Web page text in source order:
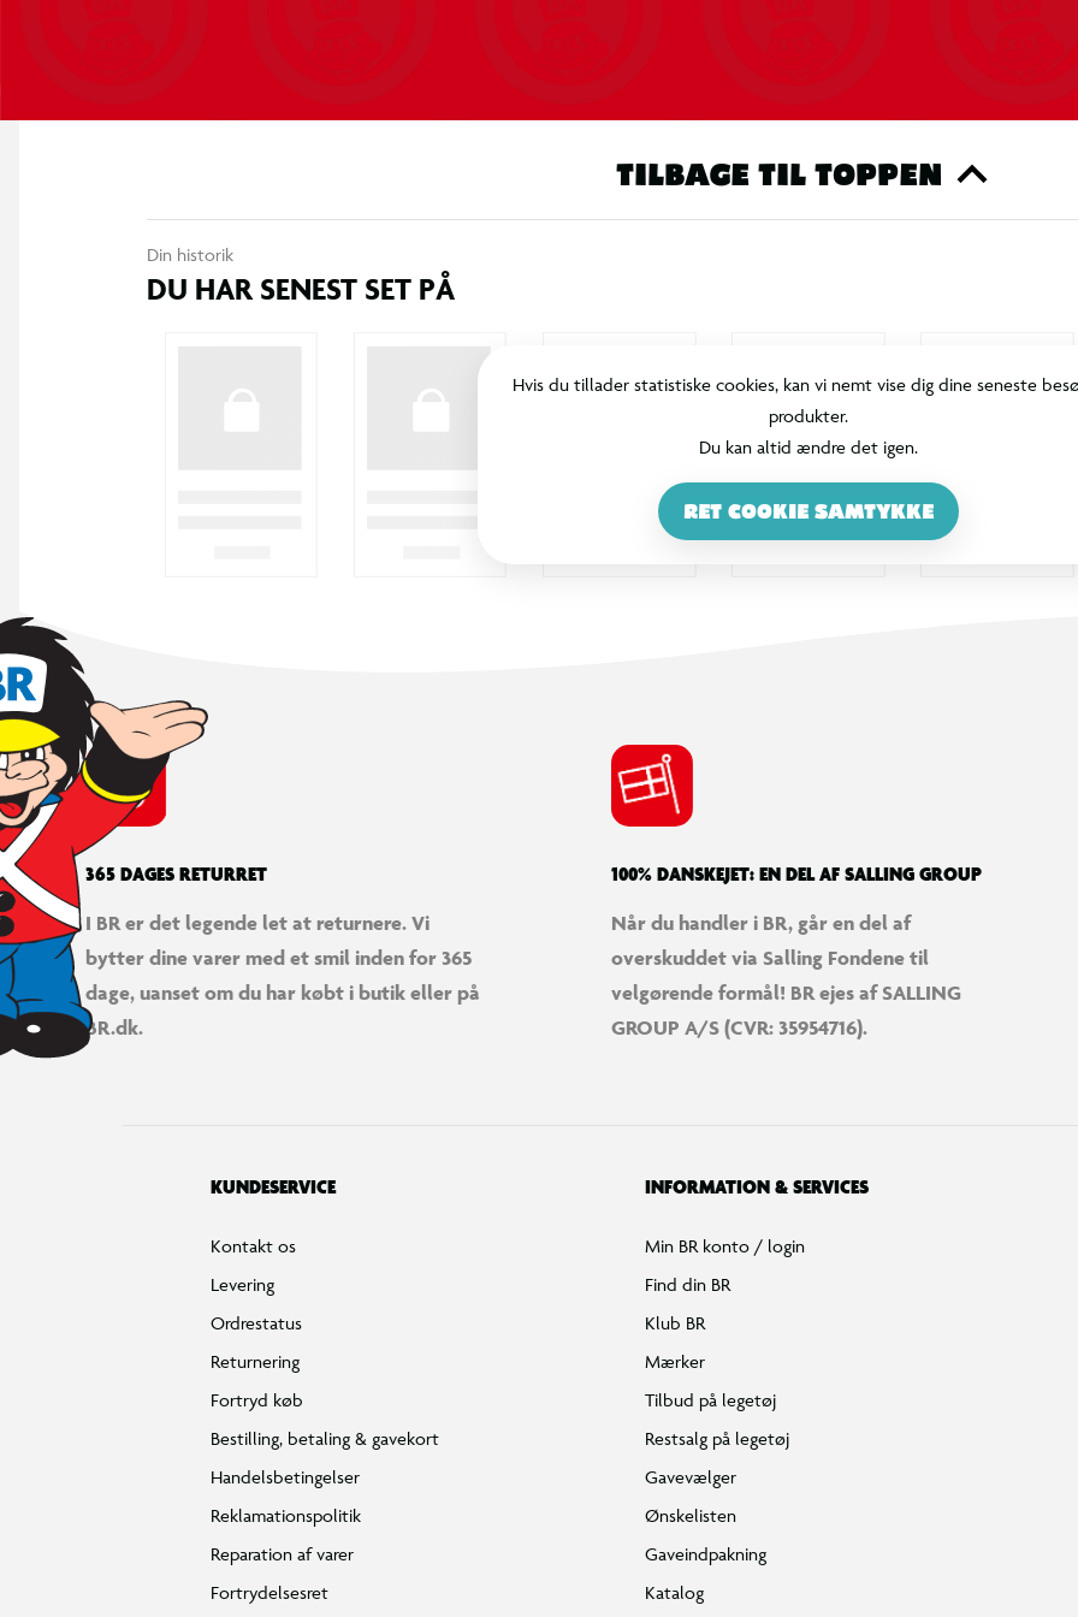
TILBAGE TIL TOPPEN
Din historik
DU HAR SENEST SET PÅ
Hvis du tillader statistiske cookies, kan vi nemt vise dig dine seneste
produkter.
Du kan altid ændre det igen.
RET COOKIE SAMTYKKE
365 DAGES RETURRET
I BR er det legende let at returnere. Vi
bytter dine varer med et smil inden for 365
dage, uanset om du har købt i butik eller på
BR.dk.
100% DANSKEJET: EN DEL AF SALLING GROUP
Når du handler i BR, går en del af
overskuddet via Salling Fondene til
velgørende formål! BR ejes af SALLING
GROUP A/S (CVR: 35954716).
KUNDESERVICE
Kontakt os
Levering
Ordrestatus
Returnering
Fortryd køb
Bestilling, betaling & gavekort
Handelsbetingelser
Reklamationspolitik
Reparation af varer
Fortrydelsesret
INFORMATION & SERVICES
Min BR konto / login
Find din BR
Klub BR
Mærker
Tilbud på legetøj
Restsalg på legetøj
Gavevælger
Ønskelisten
Gaveindpakning
Katalog